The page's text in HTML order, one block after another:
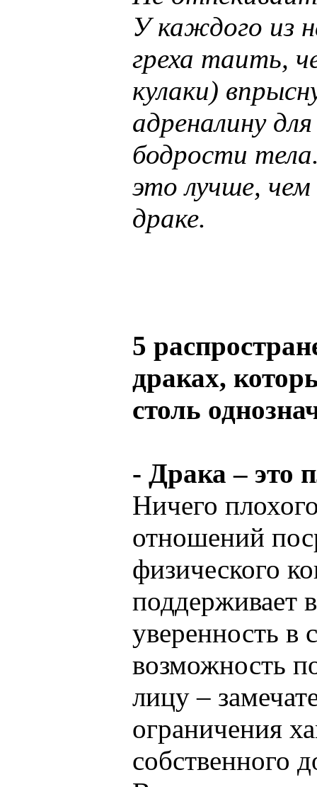
У каждого из
греха таить,
кулаки)
адреналину
бодрости
это лучше,
драке.
5
драках,
столь
- Драка – это
Ничего
отношений
физического
поддерживает
уверенность в
возможность
лицу –
ограничения
собственного